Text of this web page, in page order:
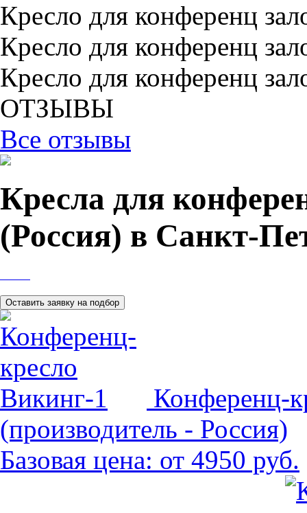
Кресло для конференц
Кресло для конференц
Кресло для конференц
ОТЗЫВЫ
Все отзывы
Кресла для
(Россия) в Санкт-
Конференц-
(производитель - Россия)
Базовая цена: от 4950 руб.